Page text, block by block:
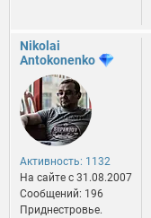
Nikolai
Antokonenko
Активность: 1132
На сайте c 31.08.2007
Сообщений: 196
Приднестровье.